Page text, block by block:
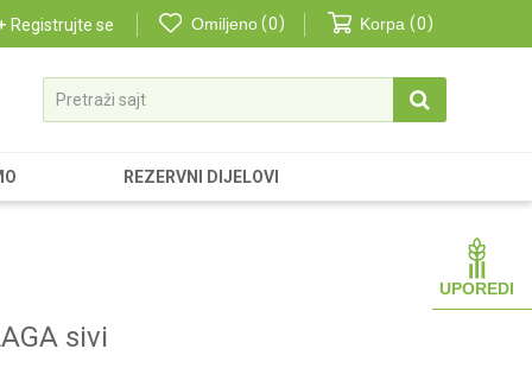
Registrujte se Omiljeno 0 Korpa 0
Pretraži sajt
REZERVNI DIJELOVI
UPOREDI
sivi